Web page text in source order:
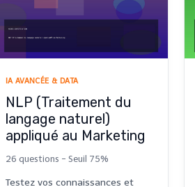
IA AVANCÉE & DATA
NLP (Traitement du
langage naturel)
appliqué au Marketing
26 questions - Seuil 75%
Testez vos connaissances et